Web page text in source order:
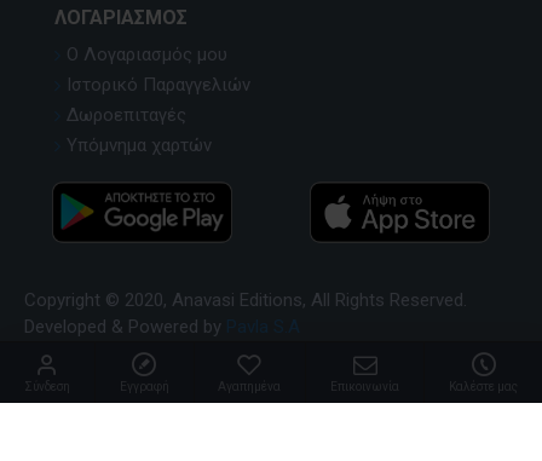
ΛΟΓΑΡΙΑΣΜΌΣ
Ο Λογαριασμός μου
Ιστορικό Παραγγελιών
Δωροεπιταγές
Υπόμνημα χαρτών
Copyright © 2020, Anavasi Editions, All Rights Reserved.
Developed & Powered by
Σύνδεση Εγγραφή Αγαπημένα Επικοινωνία Καλέστε μας